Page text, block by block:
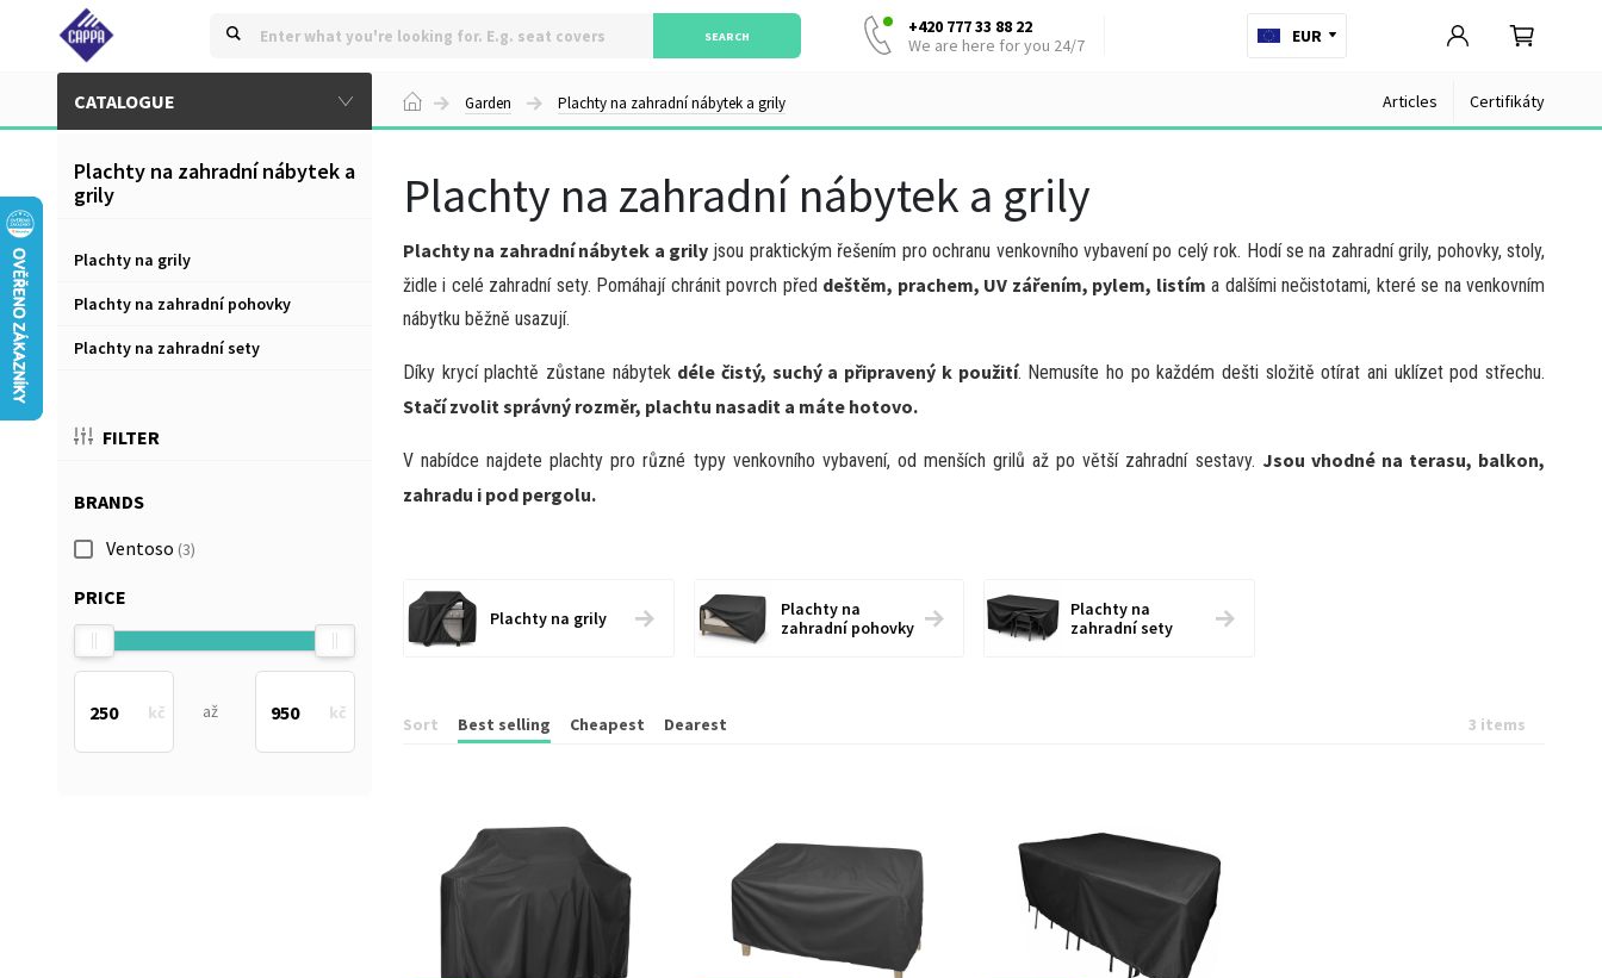
SEARCH
+420 777 33 88 22
We are here for you 24/7
EUR
CATALOGUE Garden Plachty na zahradní nábytek a grily Articles Certifikáty
Plachty na zahradní nábytek a
grily
Plachty na grily
Plachty na zahradní pohovky
Plachty na zahradní sety
FILTER
BRANDS
Ventoso (3)
PRICE
až
Plachty na zahradní nábytek a grily
Plachty na zahradní nábytek a grily jsou praktickým řešením pro ochranu venkovního vybavení po celý rok. Hodí se na zahradní grily, pohovky, stoly,
židle i celé zahradní sety. Pomáhají chránit povrch před deštěm, prachem, UV zářením, pylem, listím a dalšími nečistotami, které se na venkovním
nábytku běžně usazují.
Díky krycí plachtě zůstane nábytek déle čistý, suchý a připravený k použití. Nemusíte ho po každém dešti složitě otírat ani uklízet pod střechu.
Stačí zvolit správný rozměr, plachtu nasadit a máte hotovo.
V nabídce najdete plachty pro různé typy venkovního vybavení, od menších grilů až po větší zahradní sestavy. Jsou vhodné na terasu, balkon,
zahradu i pod pergolu.
Plachty na grily
Plachty na
zahradní pohovky
Plachty na
zahradní sety
Sort Best selling Cheapest Dearest 3 items